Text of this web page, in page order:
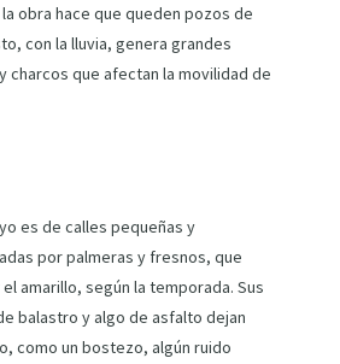
obra hace que queden pozos de
con la lluvia, genera grandes
charcos que afectan la movilidad de
es de calles pequeñas y
por palmeras y fresnos, que
amarillo, según la temporada. Sus
balastro y algo de asfalto dejan
como un bostezo, algún ruido